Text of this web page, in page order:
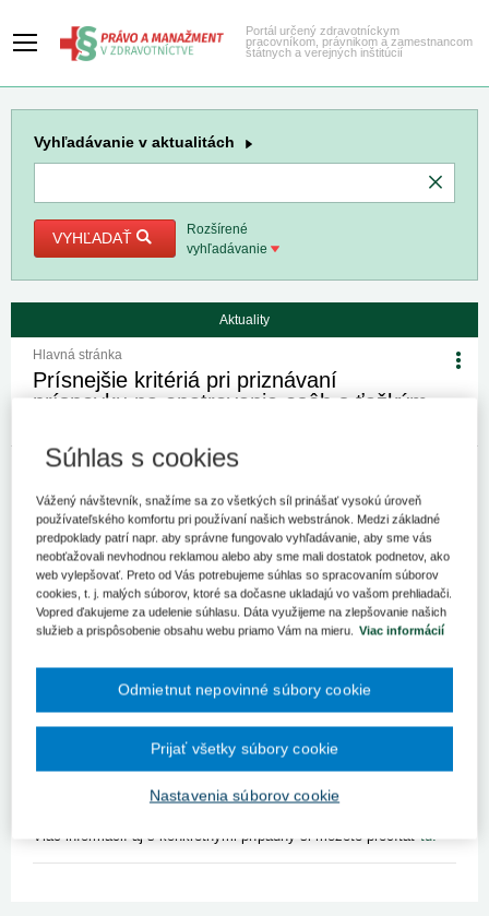
Portál určený zdravotníckym
pracovníkom, právnikom a zamestnancom
štátnych a verejných inštitúcií
Vyhľadávanie v aktualitách
VYHĽADAŤ
Rozšírené
vyhľadávanie
Aktuality
Hlavná stránka
Prísnejšie kritériá pri priznávaní
príspevku na opatrovanie osôb s ťažkým
Najvyšší správny súd Slovenskej republiky preskúmal podmienky
priznávania peňažného príspevku na opatrovanie osôb s ťažkým
zdravotným postihnutím, pričom osobitnú pozornosť venoval
určeniu stupňa odkázanosti.
Odkázanosť na dohľad, na rozdiel od trvalého či celkového
dohľadu, je posudzovaná na základe ustanovenia § 49 ods. 12
Tento stupeň je pre osoby s duševnými postihnutiami, ktoré sú
plnohodnotne usmerňovať. Úrady práce sú povinné dôkladne
Viac informácií aj s konkrétnymi prípadny si môžete prečítať tu.
Súhlas s cookies
Vážený návštevník, snažíme sa zo všetkých síl prinášať vysokú úroveň
používateľského komfortu pri používaní našich webstránok. Medzi základné
predpoklady patrí napr. aby správne fungovalo vyhľadávanie, aby sme vás
neobťažovali nevhodnou reklamou alebo aby sme mali dostatok podnetov, ako
web vylepšovať. Preto od Vás potrebujeme súhlas so spracovaním súborov
cookies, t. j. malých súborov, ktoré sa dočasne ukladajú vo vašom prehliadači.
Vopred ďakujeme za udelenie súhlasu. Dáta využijeme na zlepšovanie našich
služieb a prispôsobenie obsahu webu priamo Vám na mieru. Viac informácií
Nastavenia súborov cookie
Odmietnut nepovinné súbory cookie
Prijať všetky súbory cookie